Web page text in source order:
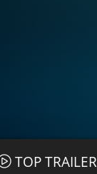
TOP TRAILER